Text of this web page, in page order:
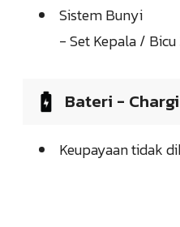
Sistem Bunyi
- Set Kepala / Bicu
Bateri -
Keupayaan tidak